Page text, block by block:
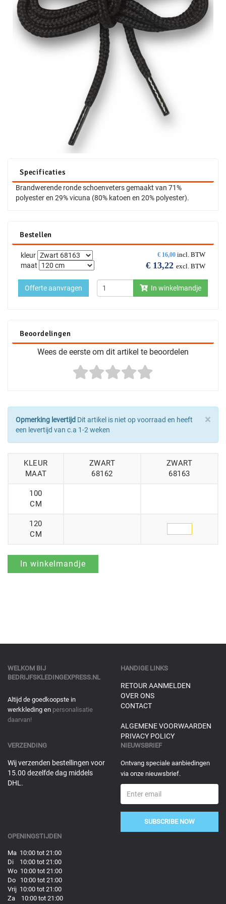
Specificaties
Brandwerende ronde schoenveters gemaakt van 71%
polyester en 29% vicuna (80% katoen en 20% polyester).
Bestellen
€ 16,00 incl. BTW
€ 13,22 excl. BTW
kleur
maat
In winkelmandje
Offerte aanvragen
Beoordelingen
Wees de eerste om dit artikel te beoordelen
×
Opmerking levertijd Dit artikel is niet op voorraad en heeft
een levertijd van c.a 1-2 weken
KLEUR
MAAT
ZWART
68162
ZWART
68163
100
CM
120
CM
WELKOM BIJ
BEDRIJFSKLEDINGEXPRESS.NL
Altijd de goedkoopste in
werkkleding en personalisatie
daarvan!
HANDIGE LINKS
RETOUR AANMELDEN
OVER ONS
CONTACT
ALGEMENE VOORWAARDEN
PRIVACY POLICY
VERZENDING
Wij verzenden bestellingen voor
15.00 dezelfde dag middels
DHL.
NIEUWSBRIEF
Ontvang speciale aanbiedingen
via onze nieuwsbrief.
SUBSCRIBE NOW
OPENINGSTIJDEN
Ma 10:00 tot 21:00
Di 10:00 tot 21:00
Wo 10:00 tot 21:00
Do 10:00 tot 21:00
Vrij 10:00 tot 21:00
Za 10:00 tot 21:00